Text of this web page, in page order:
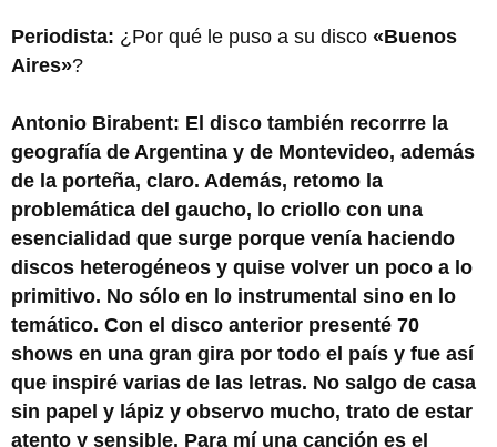
Periodista: ¿Por qué le puso a su disco «Buenos
Aires»?
Antonio Birabent: El disco también recorrre la
geografía de Argentina y de Montevideo, además
de la porteña, claro. Además, retomo la
problemática del gaucho, lo criollo con una
esencialidad que surge porque venía haciendo
discos heterogéneos y quise volver un poco a lo
primitivo. No sólo en lo instrumental sino en lo
temático. Con el disco anterior presenté 70
shows en una gran gira por todo el país y fue así
que inspiré varias de las letras. No salgo de casa
sin papel y lápiz y observo mucho, trato de estar
atento y sensible. Para mí una canción es el